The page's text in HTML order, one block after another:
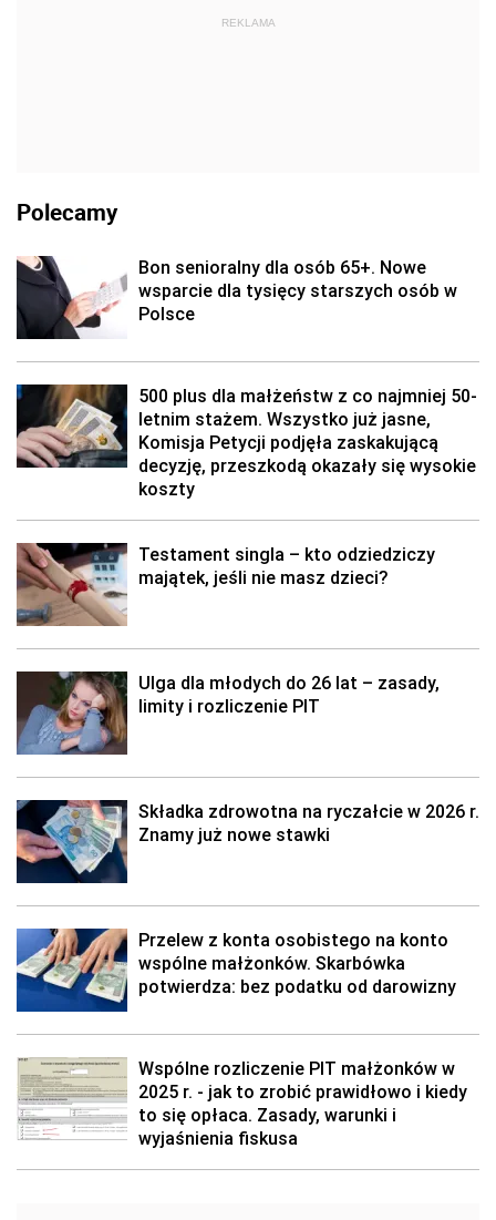
REKLAMA
Polecamy
Bon senioralny dla osób 65+. Nowe
wsparcie dla tysięcy starszych osób w
Polsce
500 plus dla małżeństw z co najmniej 50-
letnim stażem. Wszystko już jasne,
Komisja Petycji podjęła zaskakującą
decyzję, przeszkodą okazały się wysokie
koszty
Testament singla – kto odziedziczy
majątek, jeśli nie masz dzieci?
Ulga dla młodych do 26 lat – zasady,
limity i rozliczenie PIT
Składka zdrowotna na ryczałcie w 2026 r.
Znamy już nowe stawki
Przelew z konta osobistego na konto
wspólne małżonków. Skarbówka
potwierdza: bez podatku od darowizny
Wspólne rozliczenie PIT małżonków w
2025 r. - jak to zrobić prawidłowo i kiedy
to się opłaca. Zasady, warunki i
wyjaśnienia fiskusa